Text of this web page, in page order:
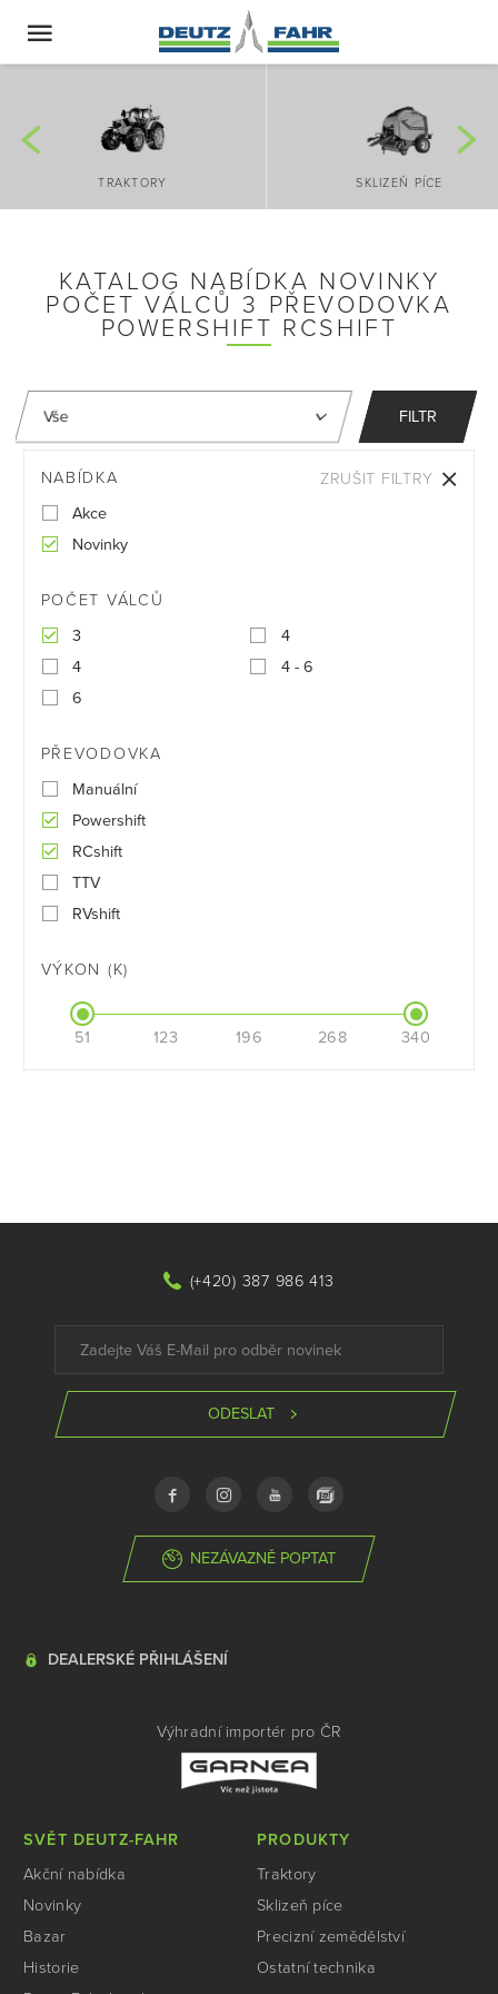
TRAKTORY SKLIZEŇ PÍCE
KATALOG NABÍDKA NOVINKY
POČET VÁLCŮ 3 PŘEVODOVKA
POWERSHIFT RCSHIFT
FILTR
NABÍDKA
Akce
Novinky
POČET VÁLCŮ
3
4
4
4 - 6
6
PŘEVODOVKA
Manuální
Powershift
RCshift
TTV
RVshift
VÝKON (K)
51 123 196 268 340
ZRUŠIT FILTRY
(+420) 387 986 413
ODESLAT
NEZÁVAZNĚ POPTAT
DEALERSKÉ PŘIHLÁŠENÍ
Výhradní importér pro ČR
SVĚT DEUTZ-FAHR
Akční nabídka
Novinky
Bazar
Historie
PRODUKTY
Traktory
Sklizeň píce
Precizní zemědělství
Ostatní technika